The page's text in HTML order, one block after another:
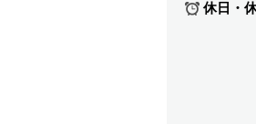
休日・